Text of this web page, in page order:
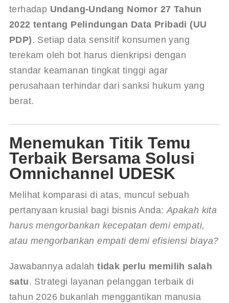
terhadap Undang-Undang Nomor 27 Tahun
2022 tentang Pelindungan Data Pribadi (UU
PDP). Setiap data sensitif konsumen yang
terekam oleh bot harus dienkripsi dengan
standar keamanan tingkat tinggi agar
perusahaan terhindar dari sanksi hukum yang
berat.
Menemukan Titik Temu
Terbaik Bersama Solusi
Omnichannel UDESK
Melihat komparasi di atas, muncul sebuah
pertanyaan krusial bagi bisnis Anda: Apakah kita
harus mengorbankan kecepatan demi empati,
atau mengorbankan empati demi efisiensi biaya?
Jawabannya adalah tidak perlu memilih salah
satu. Strategi layanan pelanggan terbaik di
tahun 2026 bukanlah menggantikan manusia